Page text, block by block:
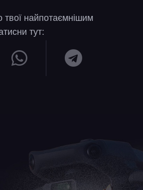
твої найпотаємнішим
тут: